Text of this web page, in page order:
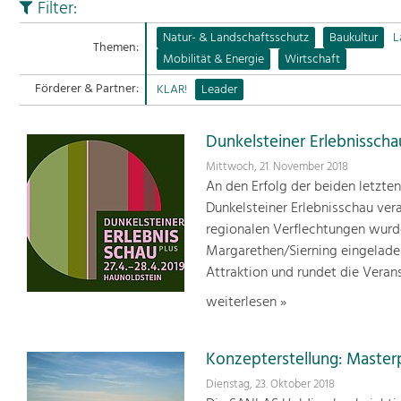
Filter:
Themen: Natur- & Landschaftsschutz Baukultur
Mobilität & Energie
Wirtschaft
Förderer & Partner:
KLAR! Leader
Dunkelsteiner
Mittwoch, 21. November 2018
An den Erfolg der beiden
Dunkelsteiner Erlebnisschau
regionalen Verflechtungen
Margarethen/Sierning
Attraktion und rundet die
weiterlesen »
Konzepterstellung:
Dienstag, 23. Oktober 2018